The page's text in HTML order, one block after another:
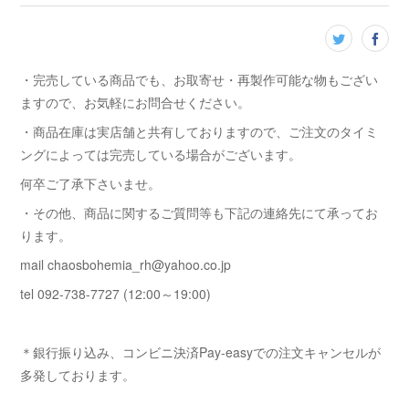
・完売している商品でも、お取寄せ・再製作可能な物もござい
ますので、お気軽にお問合せください。
・商品在庫は実店舗と共有しておりますので、ご注文のタイミ
ングによっては完売している場合がございます。
何卒ご了承下さいませ。
・その他、商品に関するご質問等も下記の連絡先にて承ってお
ります。
mail chaosbohemia_rh@yahoo.co.jp
tel 092-738-7727 (12:00～19:00)
＊銀行振り込み、コンビニ決済Pay-easyでの注文キャンセルが
多発しております。